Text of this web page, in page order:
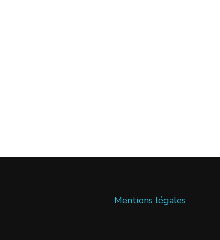
Mentions légales